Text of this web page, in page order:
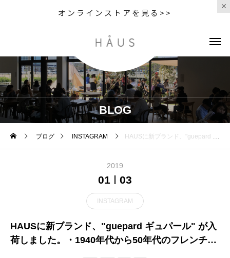
オンラインストアを見る>>
BLOG
ブログ INSTAGRAM HAUSに新ブランド、"guepard ギュパール" が入荷しました。・1940年代から50年代のフレンチヴィンテージ・アイウェアのデザインを日本製でサイズ感のみモダナイズ。掛けやすいサイズ感ですが、リアルなヴィンテージの雰囲気を楽しむことができます。オリジナルのフラットレンズの輝きも見逃せないポイントです。・生産が間に合わず今回は数本の入荷ですが、春頃には更に充実する予定です。・ 最近のフレームに物足りなさを感じている方、是非一度見に来てください！・#haus_matsue #haus_megane #guepard #ギュパール#メガネ#ヴィンテージ
2019
01 03
INSTAGRAM
HAUSに新ブランド、"guepard ギュパール" が入
荷しました。・1940年代から50年代のフレンチヴ